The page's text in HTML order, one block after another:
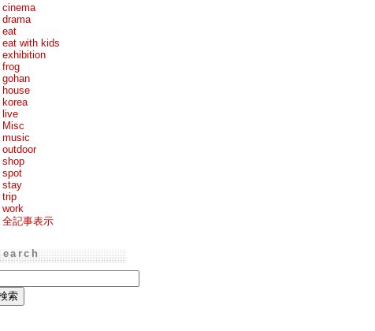
cinema
drama
eat
eat with kids
exhibition
frog
gohan
house
korea
live
Misc
music
outdoor
shop
spot
stay
trip
work
全記事表示